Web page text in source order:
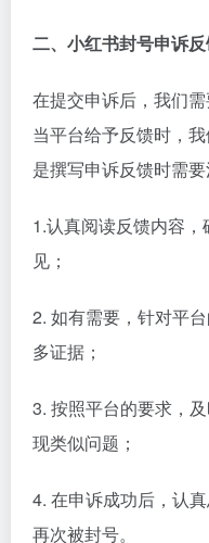
二、小红书封号申诉
在提交申诉后，我们需
当平台给予反馈时，
是撰写申诉反馈时需要
1.认真阅读反馈内容
见；
2. 如有需要，针对平
多证据；
3. 按照平台的要求，
现类似问题；
4. 在申诉成功后，认
再次被封号。